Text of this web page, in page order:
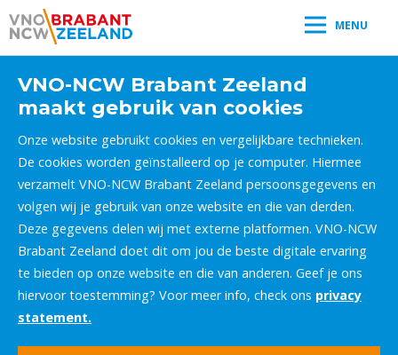
MENU
VNO-NCW Brabant Zeeland
maakt gebruik van cookies
Onze website gebruikt cookies en vergelijkbare technieken.
De cookies worden geïnstalleerd op je computer. Hiermee
verzamelt VNO-NCW Brabant Zeeland persoonsgegevens en
volgen wij je gebruik van onze website en die van derden.
Deze gegevens delen wij met externe platformen. VNO-NCW
Brabant Zeeland doet dit om jou de beste digitale ervaring
te bieden op onze website en die van anderen. Geef je ons
hiervoor toestemming? Voor meer info, check ons privacy
statement.